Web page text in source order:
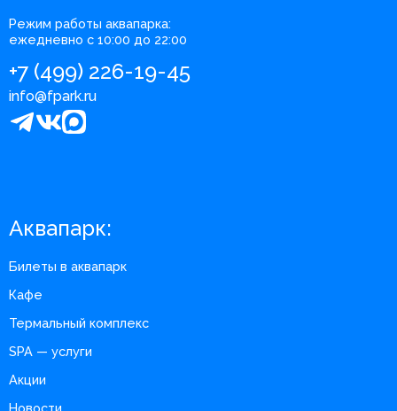
Режим работы аквапарка:
ежедневно с 10:00 до 22:00
+7 (499) 226-19-45
info@fpark.ru
Аквапарк:
Билеты в аквапарк
Кафе
Термальный комплекс
SPA — услуги
Акции
Новости